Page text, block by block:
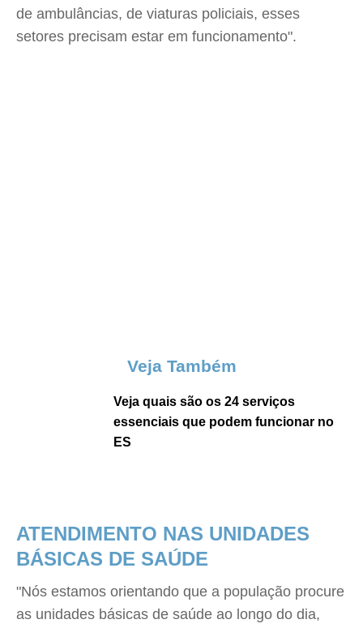
de ambulâncias, de viaturas policiais, esses
setores precisam estar em funcionamento".
Veja Também
Veja quais são os 24 serviços
essenciais que podem funcionar no
ES
ATENDIMENTO NAS UNIDADES
BÁSICAS DE SAÚDE
"Nós estamos orientando que a população procure
as unidades básicas de saúde ao longo do dia,